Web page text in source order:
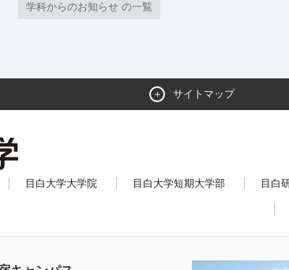
学科からのお知らせ の一覧
サイトマップ
目白大学大学院 目白大学短期大学部 目白